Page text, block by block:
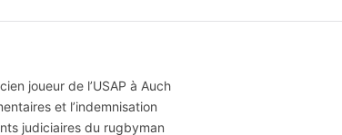
joueur de l’USAP à Auch
et l’indemnisation
judiciaires du rugbyman